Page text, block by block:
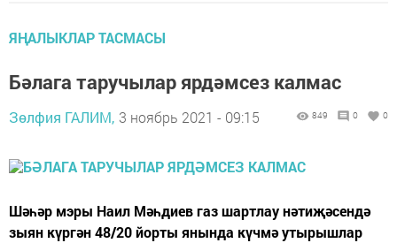
ЯҢАЛЫКЛАР ТАСМАСЫ
Бәлага таручылар ярдәмсез калмас
Зөлфия ГАЛИМ, 3 ноябрь 2021 - 09:15 849 0 0
Шәһәр мэры Наил Мәһдиев газ шартлау нәтиҗәсендә
зыян күргән 48/20 йорты янында күчмә утырышлар